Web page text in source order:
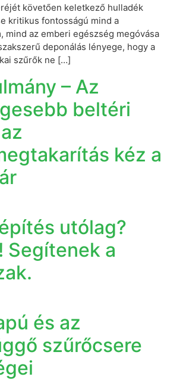
követően keletkező hulladék
kritikus fontosságú mind a
mind az emberi egészség megóvása
deponálás lényege, hogy a
szűrők ne […]
– Az
beltéri
kéz a
utólag?
Segítenek a
és az
szűrőcsere